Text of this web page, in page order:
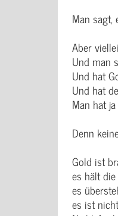
Man sagt,
Aber
Und man
Und hat
Und hat
Man hat
Denn
Gold ist
es hält
es
es ist